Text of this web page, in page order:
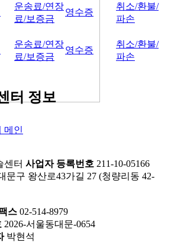
운송료/연장
료/보증금
영수증
취소/환불/
파손
운송료/연장
료/보증금
영수증
취소/환불/
파손
터 정보
센터 사업자 등록번호 211-10-05166
문구 왕산로43가길 27 (청량리동 42-
스 02-514-8979
2026-서울동대문-0654
박현석